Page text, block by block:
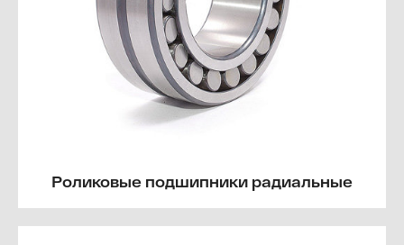
Роликовые подшипники радиальные